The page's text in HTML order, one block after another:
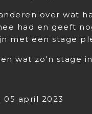
over wat
had en geeft
met een stage
wat zo'n stage
april 2023